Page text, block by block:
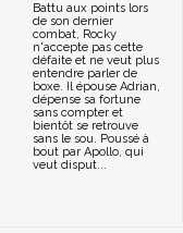
Battu aux points lors
de son dernier
combat, Rocky
n'accepte pas cette
défaite et ne veut plus
entendre parler de
boxe. Il épouse Adrian,
dépense sa fortune
sans compter et
bientôt se retrouve
sans le sou. Poussé à
bout par Apollo, qui
veut disput...